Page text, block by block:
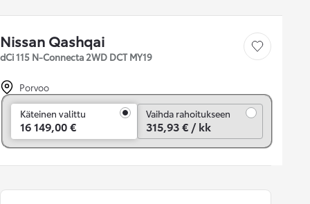
Nissan Qashqai
dCi 115 N-Connecta 2WD DCT MY19
Tallenna auto
Porvoo
Käteinen valittu
16 149,00 €
Vaihda rahoitukseen
315,93 € / kk